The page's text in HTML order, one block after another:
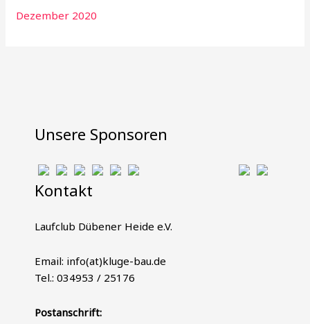
Dezember 2020
Unsere Sponsoren
Kontakt
Laufclub Dübener Heide e.V.
Email: info(at)kluge-bau.de
Tel.: 034953 / 25176
Postanschrift: